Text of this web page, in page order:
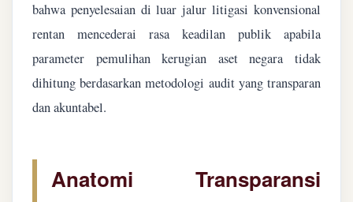
bahwa penyelesaian di luar jalur litigasi konvensional
rentan mencederai rasa keadilan publik apabila
parameter pemulihan kerugian aset negara tidak
dihitung berdasarkan metodologi audit yang transparan
dan akuntabel.
Anatomi Transparansi